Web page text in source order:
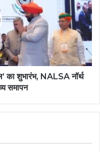
का शुभारंभ, NALSA नॉर्थ
समापन